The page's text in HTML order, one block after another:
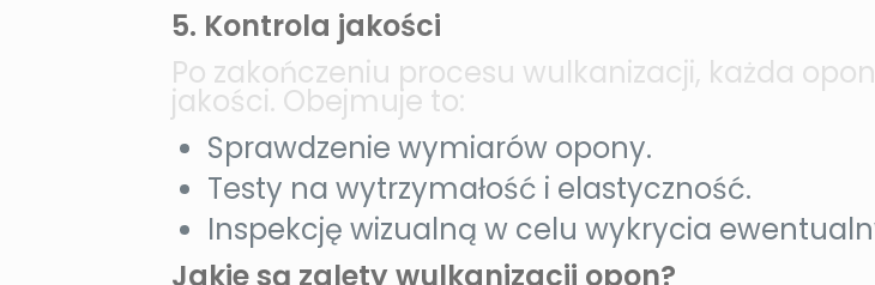
5. Kontrola jakości
Po zakończeniu procesu wulkanizacji, każda
jakości. Obejmuje to:
Sprawdzenie wymiarów opony.
Testy na wytrzymałość i elastyczność.
Inspekcję wizualną w celu wykrycia
Jakie są zalety wulkanizacji opon?